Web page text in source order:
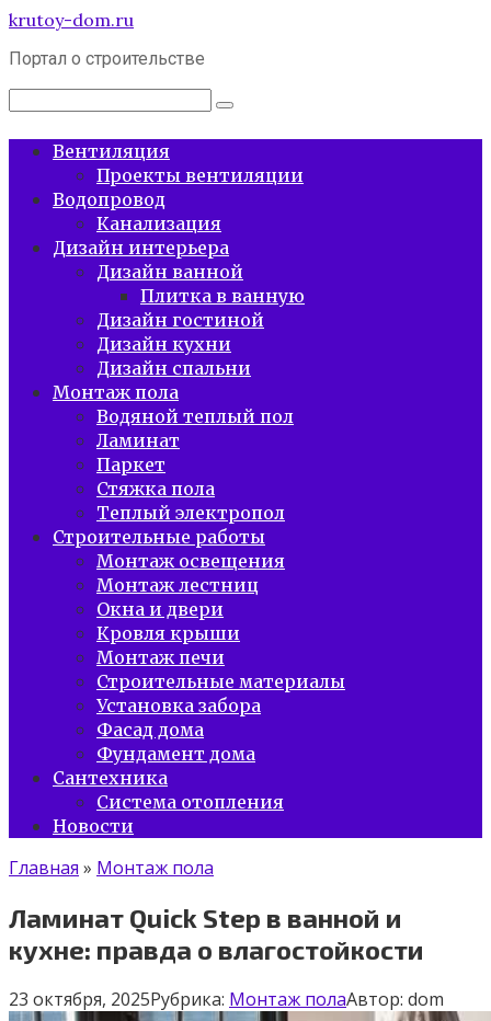
Перейти
контенту
krutoy-dom.ru
Портал о строительстве
Поиск:
Вентиляция
Проекты вентиляции
Водопровод
Канализация
Дизайн интерьера
Дизайн ванной
Плитка в ванную
Дизайн гостиной
Дизайн кухни
Дизайн спальни
Монтаж пола
Водяной теплый пол
Ламинат
Паркет
Стяжка пола
Теплый электропол
Строительные работы
Монтаж освещения
Монтаж лестниц
Окна и двери
Кровля крыши
Монтаж печи
Строительные материалы
Установка забора
Фасад дома
Фундамент дома
Сантехника
Система отопления
Новости
Главная » Монтаж пола
Ламинат Quick Step в ванной и
кухне: правда о влагостойкости
23 октября, 2025Рубрика: Монтаж полаАвтор: dom